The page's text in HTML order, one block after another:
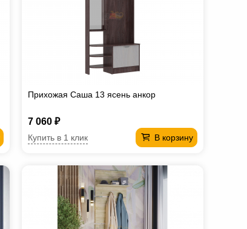
Прихожая Саша 13 ясень анкор
7 060 ₽
В корзину
Купить в 1 клик